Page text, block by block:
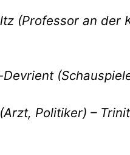
(Professor an der
Politiker) –